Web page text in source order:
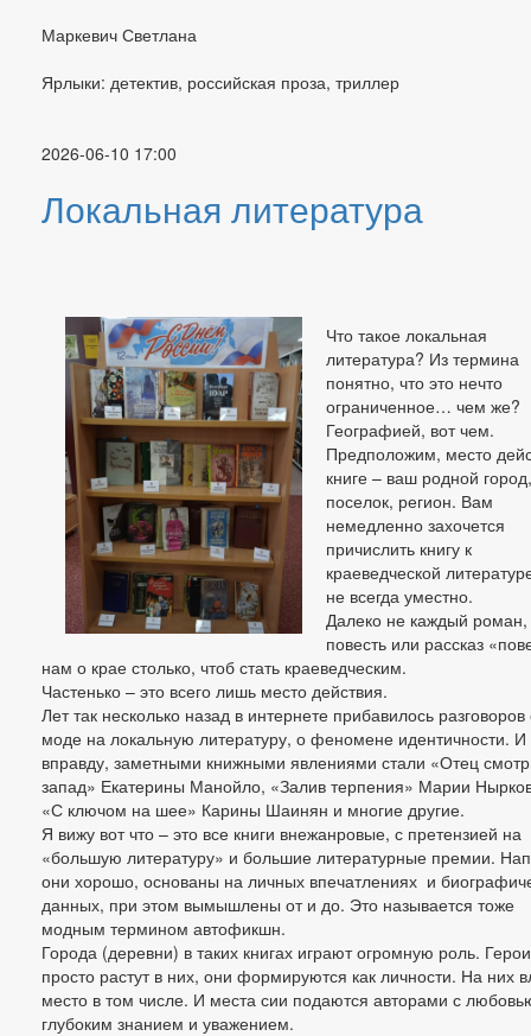
Маркевич Светлана
Ярлыки: детектив, российская проза, триллер
2026-06-10 17:00
Локальная литература
Что такое локальная
литература? Из термина
понятно, что это нечто
ограниченное… чем же?
Географией, вот чем.
Предположим, место
книге – ваш родной город,
поселок, регион. Вам
немедленно захочется
причислить книгу к
краеведческой
не всегда уместно.
Далеко не каждый роман,
повесть или рассказ
нам о крае столько, чтоб стать краеведческим.
Частенько – это всего лишь место действия.
Лет так несколько назад в интернете прибавилось разговоров
моде на локальную литературу, о феномене идентичности. И
вправду, заметными книжными явлениями стали «Отец
запад» Екатерины Манойло, «Залив терпения» Марии
«С ключом на шее» Карины Шаинян и многие другие.
Я вижу вот что – это все книги внежанровые, с претензией на
«большую литературу» и большие литературные премии.
они хорошо, основаны на личных впечатлениях и
данных, при этом вымышлены от и до. Это называется тоже
модным термином автофикшн.
Города (деревни) в таких книгах играют огромную роль.
просто растут в них, они формируются как личности. На них
место в том числе. И места сии подаются авторами с
глубоким знанием и уважением.